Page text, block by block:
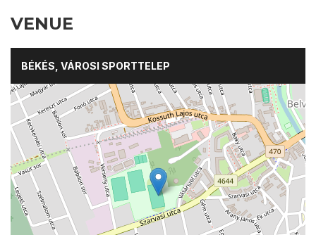
VENUE
BÉKÉS, VÁROSI SPORTTELEP